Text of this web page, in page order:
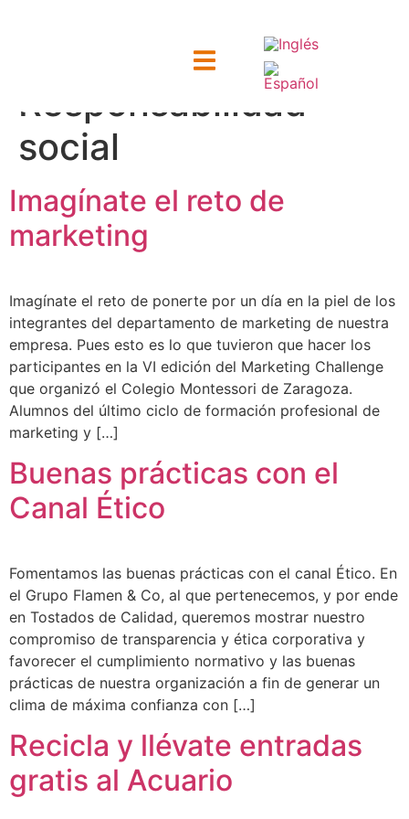
Categoría:
Responsabilidad
social
Imagínate el reto de
marketing
Imagínate el reto de ponerte por un día en la piel de los
integrantes del departamento de marketing de nuestra
empresa. Pues esto es lo que tuvieron que hacer los
participantes en la VI edición del Marketing Challenge
que organizó el Colegio Montessori de Zaragoza.
Alumnos del último ciclo de formación profesional de
marketing y […]
Buenas prácticas con el
Canal Ético
Fomentamos las buenas prácticas con el canal Ético. En
el Grupo Flamen & Co, al que pertenecemos, y por ende
en Tostados de Calidad, queremos mostrar nuestro
compromiso de transparencia y ética corporativa y
favorecer el cumplimiento normativo y las buenas
prácticas de nuestra organización a fin de generar un
clima de máxima confianza con […]
Recicla y llévate entradas
gratis al Acuario